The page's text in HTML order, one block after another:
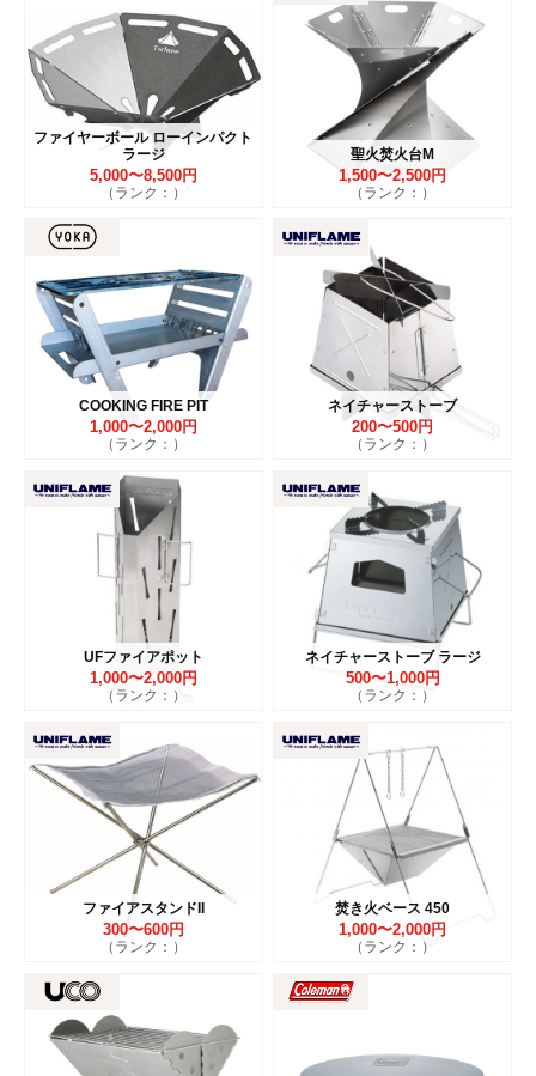
ファイヤーボール ローインパクト
ラージ
5,000〜8,500円
（ランク：）
聖火焚火台M
1,500〜2,500円
（ランク：）
COOKING FIRE PIT
1,000〜2,000円
（ランク：）
ネイチャーストーブ
200〜500円
（ランク：）
UFファイアポット
1,000〜2,000円
（ランク：）
ネイチャーストーブ ラージ
500〜1,000円
（ランク：）
ファイアスタンドII
300〜600円
（ランク：）
焚き火ベース 450
1,000〜2,000円
（ランク：）